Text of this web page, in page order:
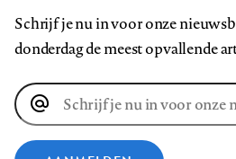
Schrijf je nu in voor onze
donderdag de meest opvallende
E-
mailadres